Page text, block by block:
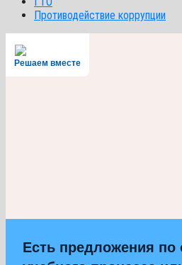
Противодействие коррупции
Решаем вместе
Есть предложения по